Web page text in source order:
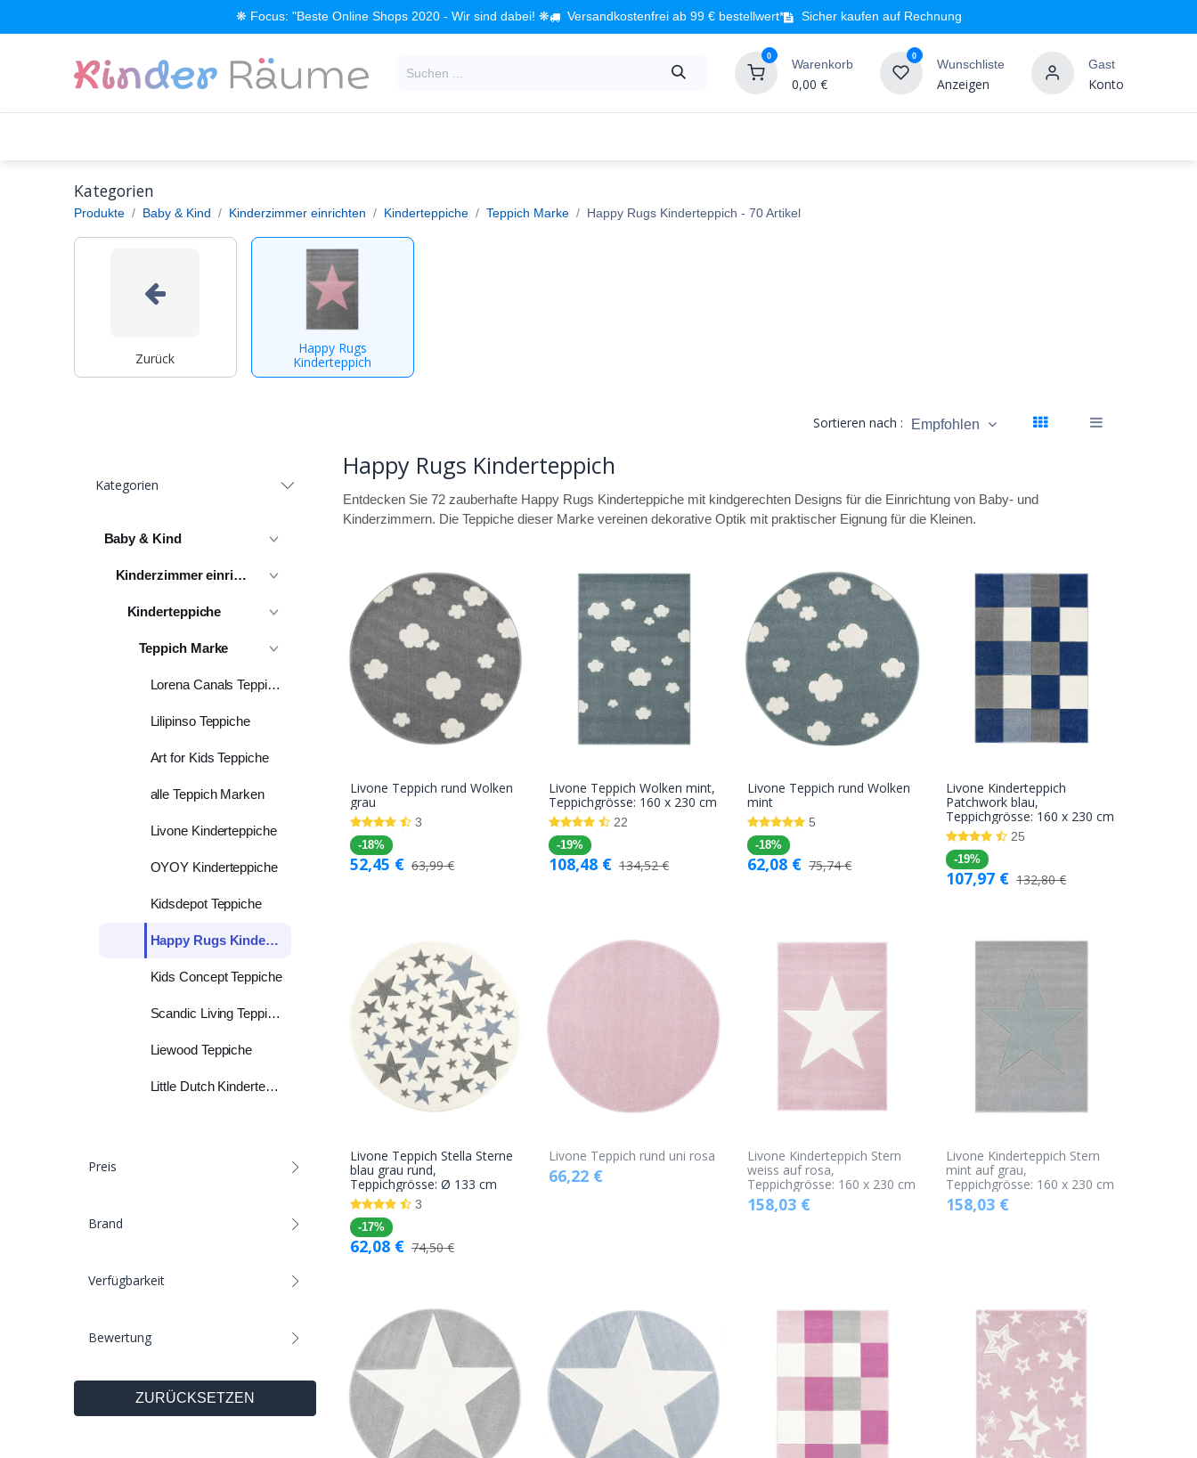
❋ Focus: "Beste Online Shops 2020 - Wir sind dabei! ❋ Versandkostenfrei ab 99 € bestellwert* Sicher kaufen auf Rechnung
0
Warenkorb
0,00 €
0
Wunschliste
Anzeigen
Gast
Konto
Kategorien
Produkte Baby & Kind Kinderzimmer einrichten Kinderteppiche Teppich Marke Happy Rugs Kinderteppich - 70 Artikel
Zurück
Happy Rugs
Kinderteppich
Sortieren nach : Empfohlen
Kategorien
Baby & Kind
Kinderzimmer einrichten
Kinderteppiche
Teppich Marke
Lorena Canals Teppiche
Lilipinso Teppiche
Art for Kids Teppiche
alle Teppich Marken
Livone Kinderteppiche
OYOY Kinderteppiche
Kidsdepot Teppiche
Happy Rugs Kinderteppich
Kids Concept Teppiche
Scandic Living Teppiche
Liewood Teppiche
Little Dutch Kinderteppiche
Preis
Brand
Verfügbarkeit
Bewertung
ZURÜCKSETZEN
Happy Rugs Kinderteppich
Entdecken Sie 72 zauberhafte Happy Rugs Kinderteppiche mit kindgerechten Designs für die Einrichtung von Baby- und
Kinderzimmern. Die Teppiche dieser Marke vereinen dekorative Optik mit praktischer Eignung für die Kleinen.
Warenkorb
Livone Teppich rund Wolken
grau
3
-18%
52,45 € 63,99€
In den
Warenkorb
Livone Teppich Wolken mint,
Teppichgrösse: 160 x 230 cm
22
-19%
108,48€ 134,52€
Warenkorb
Livone Teppich rund Wolken
mint
5
-18%
62,08 € 75,74€
In den
Warenkorb
Livone Kinderteppich
Patchwork blau,
Teppichgrösse: 160 x 230 cm
25
-19%
107,97 € 132,80€
In den
Warenkorb
Livone Teppich Stella Sterne
blau grau rund,
Teppichgrösse: Ø 133 cm
3
-17%
62,08€ 74,50€
Livone Teppich rund uni rosa
66,22€
Livone Kinderteppich Stern
weiss auf rosa,
Teppichgrösse: 160 x 230 cm
158,03 €
Livone Kinderteppich Stern
mint auf grau,
Teppichgrösse: 160 x 230 cm
158,03 €